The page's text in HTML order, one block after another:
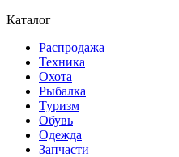
Каталог
Распродажа
Техника
Охота
Рыбалка
Туризм
Обувь
Одежда
Запчасти